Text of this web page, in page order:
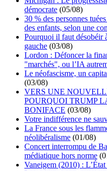
démocrate (05/08)
30 % des personnes
des enfants, selon une
Pourquoi il faut désobéir
gauche (03/08)
Lordon : Défoncer la
"marchés", ou l’IA
Le néofascisme, un
(03/08)
VERS UNE
POURQUOI TRUMP
BONIFACE (03/08)
Votre indifférence ne
La France sous les
néolibéralisme (01/08)
Concert interrompu de
médiatique hors norme
Vaneigem (2010) :